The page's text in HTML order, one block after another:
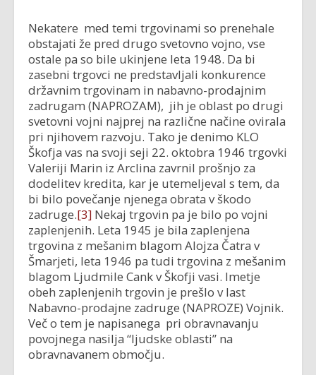
Nekatere med temi trgovinami so prenehale
obstajati že pred drugo svetovno vojno, vse
ostale pa so bile ukinjene leta 1948. Da bi
zasebni trgovci ne predstavljali konkurence
državnim trgovinam in nabavno-prodajnim
zadrugam (NAPROZAM), jih je oblast po drugi
svetovni vojni najprej na različne načine ovirala
pri njihovem razvoju. Tako je denimo KLO
Škofja vas na svoji seji 22. oktobra 1946 trgovki
Valeriji Marin iz Arclina zavrnil prošnjo za
dodelitev kredita, kar je utemeljeval s tem, da
bi bilo povečanje njenega obrata v škodo
zadruge.[3] Nekaj trgovin pa je bilo po vojni
zaplenjenih. Leta 1945 je bila zaplenjena
trgovina z mešanim blagom Alojza Čatra v
Šmarjeti, leta 1946 pa tudi trgovina z mešanim
blagom Ljudmile Cank v Škofji vasi. Imetje
obeh zaplenjenih trgovin je prešlo v last
Nabavno-prodajne zadruge (NAPROZE) Vojnik.
Več o tem je napisanega pri obravnavanju
povojnega nasilja “ljudske oblasti” na
obravnavanem območju.